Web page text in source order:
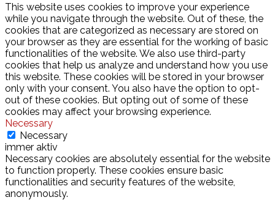
This website uses cookies to improve your experience
while you navigate through the website. Out of these, the
cookies that are categorized as necessary are stored on
your browser as they are essential for the working of basic
functionalities of the website. We also use third-party
cookies that help us analyze and understand how you use
this website. These cookies will be stored in your browser
only with your consent. You also have the option to opt-
out of these cookies. But opting out of some of these
cookies may affect your browsing experience.
Necessary
Necessary
immer aktiv
Necessary cookies are absolutely essential for the website
to function properly. These cookies ensure basic
functionalities and security features of the website,
anonymously.